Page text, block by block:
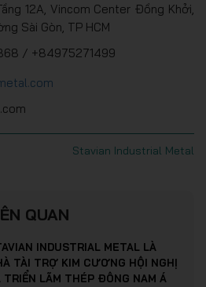
12A, Vincom Center Đồng Khởi,
Sài Gòn, TP HCM
/ +84975271499
Stavian Industrial Metal
QUAN
INDUSTRIAL METAL LÀ
TÀI TRỢ KIM CƯƠNG HỘI NGHỊ
TRIỂN LÃM THÉP ĐÔNG NAM Á